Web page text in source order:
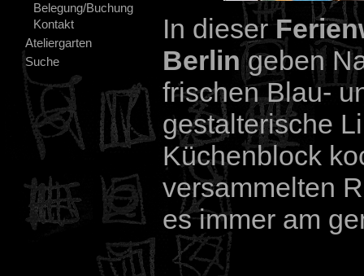
Belegung/Buchung
Kontakt
Ateliergarten
Suche
In dieser
Berlingeben
frischen Blau-
gestalterische
Küchenblock
versammelten
es immer am